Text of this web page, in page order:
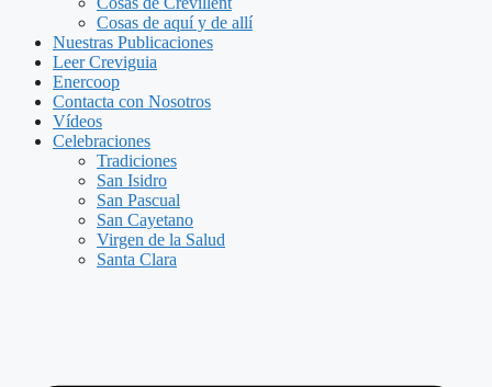
Cosas de aquí y de allí
Nuestras Publicaciones
Leer Creviguia
Enercoop
Contacta con Nosotros
Vídeos
Celebraciones
Tradiciones
San Isidro
San Pascual
San Cayetano
Virgen de la Salud
Santa Clara